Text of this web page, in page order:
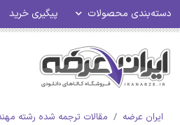
دسته‌بندی محصولات پیگیری خرید
ایران عرضه مقالات ترجمه شده رشته